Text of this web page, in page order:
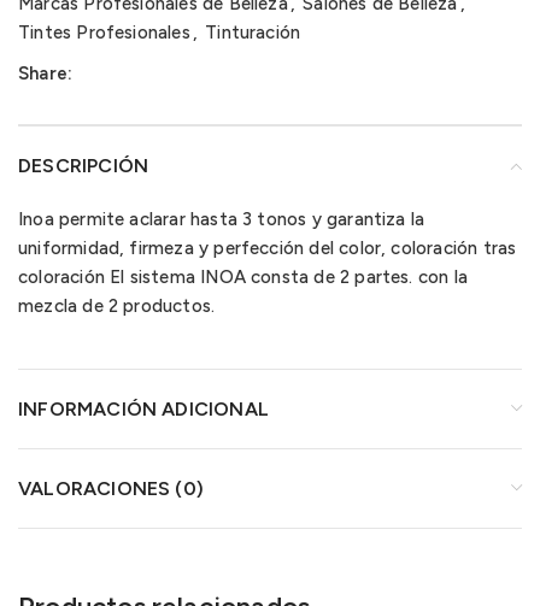
Tintes Profesionales , Tinturación
Share:
DESCRIPCIÓN
Inoa permite aclarar hasta 3 tonos y garantiza la
uniformidad, firmeza y perfección del color, coloración tras
coloración El sistema INOA consta de 2 partes. con la
mezcla de 2 productos.
INFORMACIÓN ADICIONAL
VALORACIONES (0)